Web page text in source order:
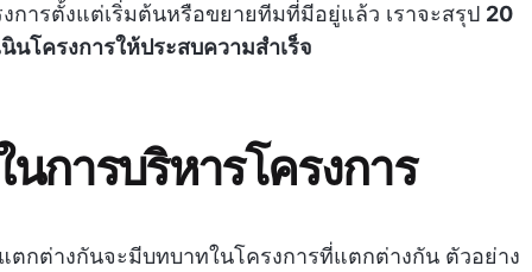
การตั้งแต่เริ่มต้นหรือขยายทีมที่มีอยู่แล้ว เราจะสรุป 20
โครงการให้ประสบความสำเร็จ
การบริหารโครงการ
ตกต่างกันจะมีบทบาทในโครงการที่แตกต่างกัน ตัวอย่าง